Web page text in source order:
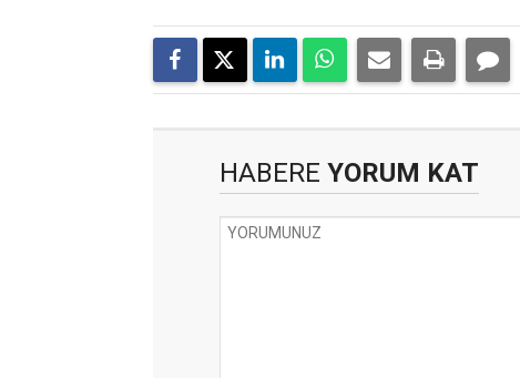
HABERE YORUM KAT